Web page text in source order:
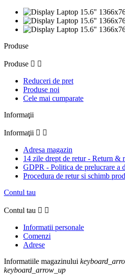
Produse
Produse  
Reduceri de pret
Produse noi
Cele mai cumparate
Informaţii
Informaţii  
Adresa magazin
14 zile drept de retur - Return &
GDPR - Politica de prelucrare a
Procedura de retur si schimb
Contul tau
Contul tau  
Informatii personale
Comenzi
Adrese
Informatiile magazinului
keyboard_arrow_up